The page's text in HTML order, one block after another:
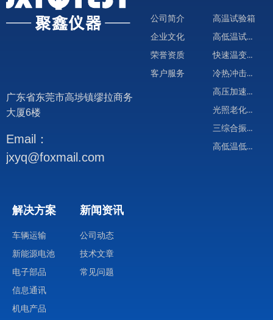
广东省东莞市高埗镇缪拉商务
大厦6楼
公司简介
企业文化
荣誉资质
客户服务
高温试验箱
高低温试验箱
快速温变试验箱
冷热冲击试验箱
高压加速试验箱
光照老化试验箱
三综合振动试验箱
高低温低气压试验箱
解决方案
车辆运输
新能源电池
电子部品
信息通讯
机电产品
新闻资讯
公司动态
技术文章
常见问题
Email：
jxyq@foxmail.com